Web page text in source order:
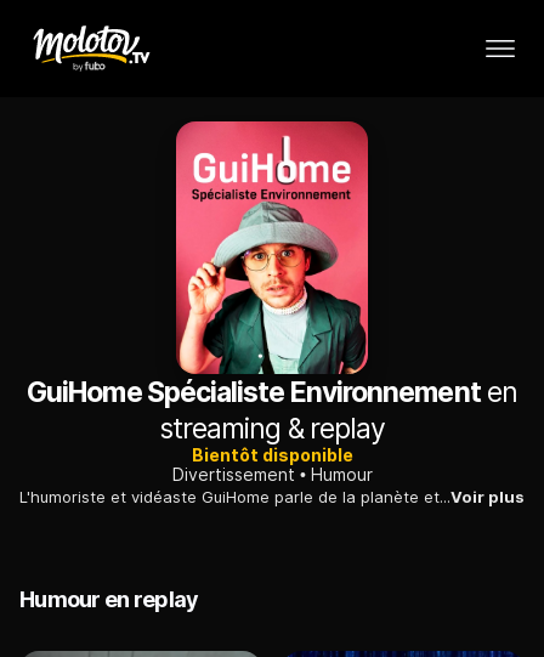
GuiHome Spécialiste Environnementen
streaming & replay
Bientôt disponible
Divertissement
Humour
L'humoriste et vidéaste GuiHome parle de la planète et de l'environnement avec humour. Obsolescence programmée, réchauffement de la planète, dépenses énergétiques, tous les sujets d'actualité environnementale sont exposés avec un ton décalé.Voir plus
Humour en replay